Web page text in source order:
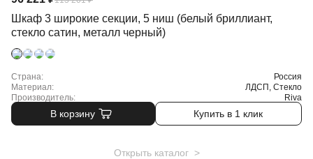
Шкаф 3 широкие секции, 5 ниш (белый бриллиант,
стекло сатин, металл черный)
В корзину Купить в 1 клик
Страна:
Россия
Материал:
ЛДСП, Стекло
Производитель:
Riva
Открыть каталог >